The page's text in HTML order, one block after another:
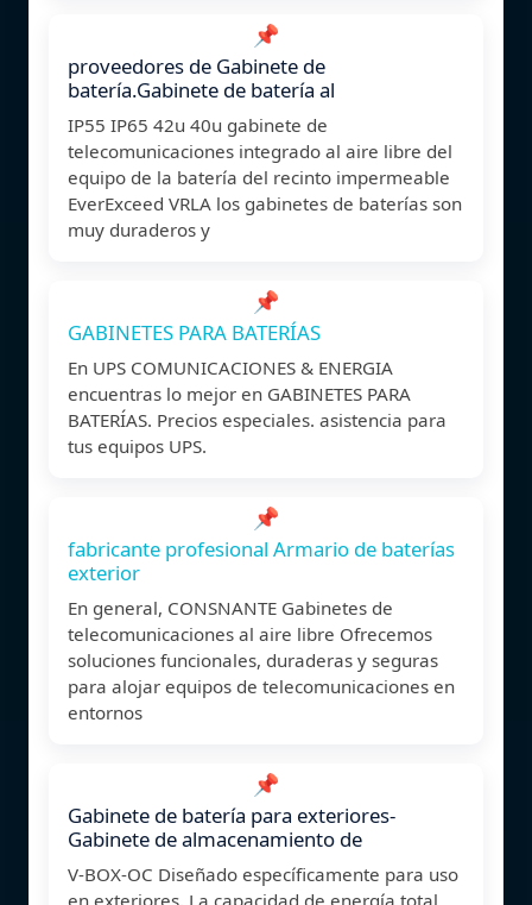
📌
proveedores de Gabinete de
batería.Gabinete de batería al
IP55 IP65 42u 40u gabinete de
telecomunicaciones integrado al aire libre del
equipo de la batería del recinto impermeable
EverExceed VRLA los gabinetes de baterías son
muy duraderos y
📌
GABINETES PARA BATERÍAS
En UPS COMUNICACIONES & ENERGIA
encuentras lo mejor en GABINETES PARA
BATERÍAS. Precios especiales. asistencia para
tus equipos UPS.
📌
fabricante profesional Armario de baterías
exterior
En general, CONSNANTE Gabinetes de
telecomunicaciones al aire libre Ofrecemos
soluciones funcionales, duraderas y seguras
para alojar equipos de telecomunicaciones en
entornos
📌
Gabinete de batería para exteriores-
Gabinete de almacenamiento de
V-BOX-OC Diseñado específicamente para uso
en exteriores. La capacidad de energía total